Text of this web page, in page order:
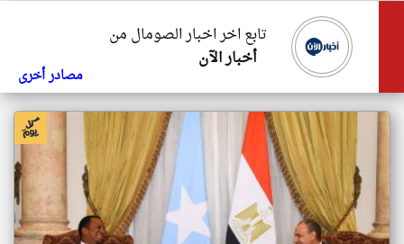
تابع اخر اخبار الصومال من
أخبار الآن
مصادر أخرى